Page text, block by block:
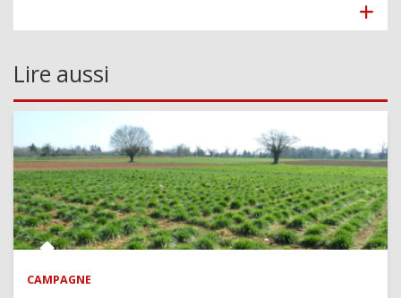
Lire aussi
CAMPAGNE